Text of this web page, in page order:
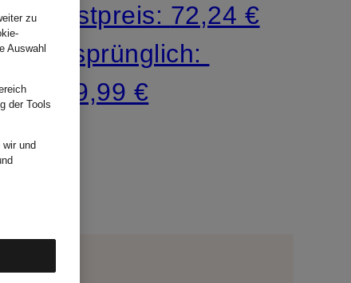
Bestpreis: 72,24 €
Ursprünglich:
199,99 €
zu
Auswahl
der Tools
und